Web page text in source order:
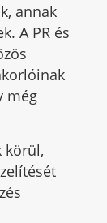
annak
A PR és
még
körül,